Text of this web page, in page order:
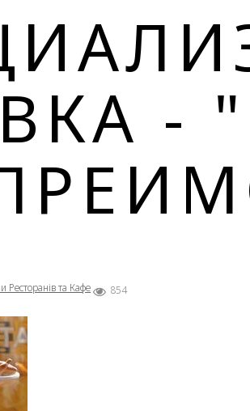
-
Ресторанів та Кафе 854